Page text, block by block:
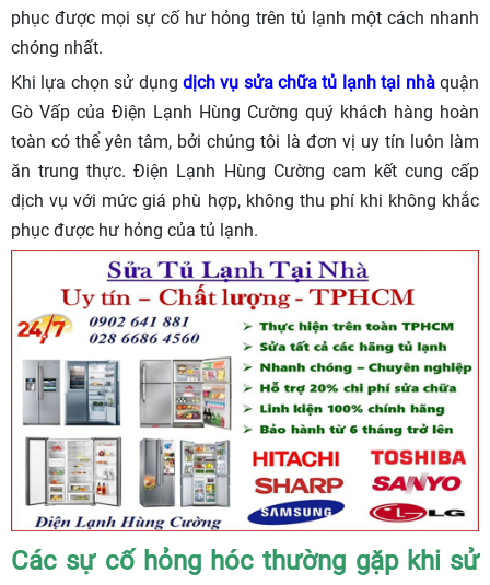
phục được mọi sự cố hư hỏng trên tủ lạnh một cách nhanh
chóng nhất.
Khi lựa chọn sử dụng dịch vụ sửa chữa tủ lạnh tại nhàquận
Gò Vấp của Điện Lạnh Hùng Cường quý khách hàng hoàn
toàn có thể yên tâm, bởi chúng tôi là đơn vị uy tín luôn làm
ăn trung thực. Điện Lạnh Hùng Cường cam kết cung cấp
dịch vụ với mức giá phù hợp, không thu phí khi không khắc
phục được hư hỏng của tủ lạnh.
Các sự cố hỏng hóc thường gặp khi sử